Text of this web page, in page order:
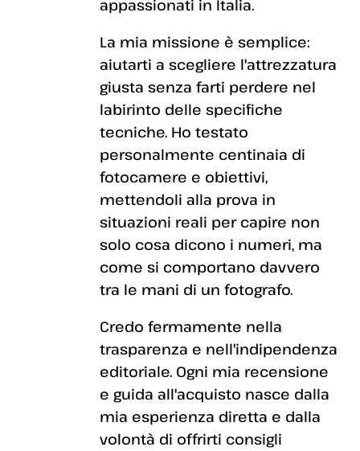
appassionati in Italia.
La mia missione è semplice:
aiutarti a scegliere l'attrezzatura
giusta senza farti perdere nel
labirinto delle specifiche
tecniche. Ho testato
personalmente centinaia di
fotocamere e obiettivi,
mettendoli alla prova in
situazioni reali per capire non
solo cosa dicono i numeri, ma
come si comportano davvero
tra le mani di un fotografo.
Credo fermamente nella
trasparenza e nell'indipendenza
editoriale. Ogni mia recensione
e guida all'acquisto nasce dalla
mia esperienza diretta e dalla
volontà di offrirti consigli